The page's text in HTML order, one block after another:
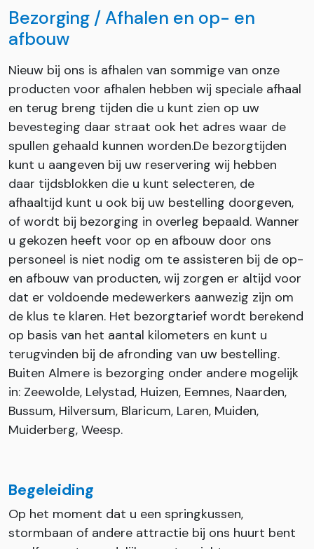
Bezorging / Afhalen en op- en
afbouw
Nieuw bij ons is afhalen van sommige van onze
producten voor afhalen hebben wij speciale afhaal
en terug breng tijden die u kunt zien op uw
bevesteging daar straat ook het adres waar de
spullen gehaald kunnen worden.De bezorgtijden
kunt u aangeven bij uw reservering wij hebben
daar tijdsblokken die u kunt selecteren, de
afhaaltijd kunt u ook bij uw bestelling doorgeven,
of wordt bij bezorging in overleg bepaald. Wanner
u gekozen heeft voor op en afbouw door ons
personeel is niet nodig om te assisteren bij de op-
en afbouw van producten, wij zorgen er altijd voor
dat er voldoende medewerkers aanwezig zijn om
de klus te klaren. Het bezorgtarief wordt berekend
op basis van het aantal kilometers en kunt u
terugvinden bij de afronding van uw bestelling.
Buiten Almere is bezorging onder andere mogelijk
in: Zeewolde, Lelystad, Huizen, Eemnes, Naarden,
Bussum, Hilversum, Blaricum, Laren, Muiden,
Muiderberg, Weesp.
Begeleiding
Op het moment dat u een springkussen,
stormbaan of andere attractie bij ons huurt bent